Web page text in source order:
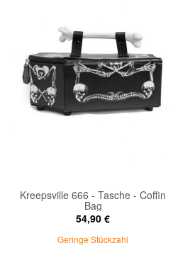
Kreepsville 666 - Tasche - Coffin
Bag
54,90 €
Geringe Stückzahl